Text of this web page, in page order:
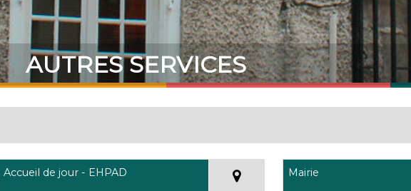
AUTRES SERVICES
Accueil de jour - EHPAD Mairie